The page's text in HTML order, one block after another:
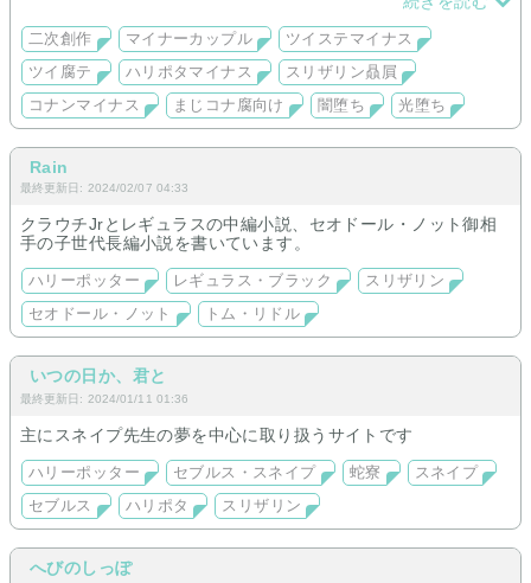
二次創作 マイナーカップル
ツイステマイナス
ツイ腐テ
ハリポタマイナス
スリザリン贔屓
コナンマイナス
まじコナ腐向け 闇堕ち 光堕ち
Rain
最終更新日: 2024/02/07 04:33
クラウチJrとレギュラスの中編小説、セオドール・ノット御相
手の子世代長編小説を書いています。
ハリーポッター レギュラス・ブラック
スリザリン
セオドール・ノット
トム・リドル
いつの日か、君と
最終更新日: 2024/01/11 01:36
主にスネイプ先生の夢を中心に取り扱うサイトです
ハリーポッター セブルス・スネイプ 蛇寮
スネイプ
セブルス
ハリポタ スリザリン
へびのしっぽ